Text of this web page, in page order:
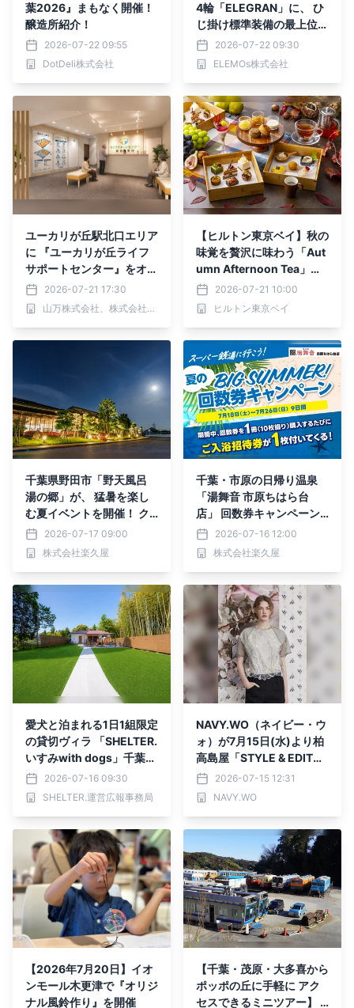
葉2026』まもなく開催！
醸造所紹介！
2026-07-22 09:55
DotDeli株式会社
4輪「ELEGRAN」に、 ひ
じ掛け標準装備の最上位
「PREMIUM」登場
2026-07-22 09:30
ELEMOs株式会社
ユーカリが丘駅北口エリア
に 『ユーカリが丘ライフ
サポートセンター』をオー
プン2026-07-21 17:30
山万株式会社、株式会社オールセレモニー
【ヒルトン東京ベイ】秋の
味覚を贅沢に味わう「Aut
umn Afternoon Tea」開
催
2026-07-21 10:00
ヒルトン東京ベイ
千葉県野田市「野天風呂
湯の郷」が、 猛暑を楽し
む夏イベントを開催！ ク
ール水風呂や全国湯巡りな
ど8月31日まで実施
2026-07-17 09:00
株式会社楽久屋
千葉・市原の日帰り温泉
「湯舞音 市原ちはら台
店」 回数券キャンペーン
を7/18より開催
2026-07-16 12:00
株式会社楽久屋
愛犬と泊まれる1日1組限定
の貸切ヴィラ 「SHELTER.
いすみwith dogs」千葉県
に7月グランドオープン
Instagramフォロー＆いい
ねで！ 20％OFF先着20組
2026-07-16 09:30
SHELTER.運営広報事務局
NAVY.WO（ネイビー・ウ
ォ）が7月15日(水)より柏
高島屋「STYLE & EDIT」
にて取り扱いを開始
2026-07-15 12:31
NAVY.WO
【2026年7月20日】イオ
ンモール木更津で『オリジ
ナル風鈴作り』を開催
【千葉・茂原・大多喜から
ポッポの丘に手軽に アク
セスできるミニツアー】 8